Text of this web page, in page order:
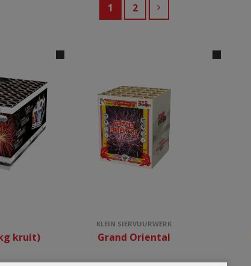
1 2
kruit)
KLEIN SIERVUURWERK
Grand Oriental